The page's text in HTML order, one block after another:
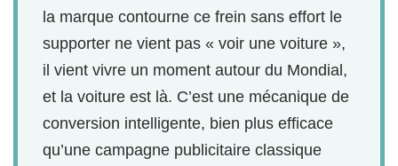
la marque contourne ce frein sans effort le
supporter ne vient pas « voir une voiture »,
il vient vivre un moment autour du Mondial,
et la voiture est là. C’est une mécanique de
conversion intelligente, bien plus efficace
qu’une campagne publicitaire classique